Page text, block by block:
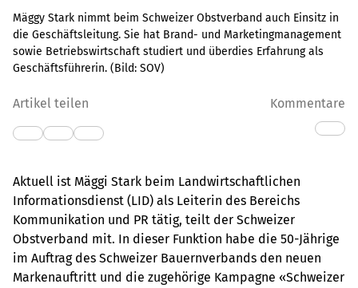
Mäggy Stark nimmt beim Schweizer Obstverband auch Einsitz in
die Geschäftsleitung. Sie hat Brand- und Marketingmanagement
sowie Betriebswirtschaft studiert und überdies Erfahrung als
Geschäftsführerin. (Bild: SOV)
Artikel teilen Kommentare
Aktuell ist Mäggi Stark beim Landwirtschaftlichen
Informationsdienst (LID) als Leiterin des Bereichs
Kommunikation und PR tätig, teilt der Schweizer
Obstverband mit. In dieser Funktion habe die 50-Jährige
im Auftrag des Schweizer Bauernverbands den neuen
Markenauftritt und die zugehörige Kampagne «Schweizer